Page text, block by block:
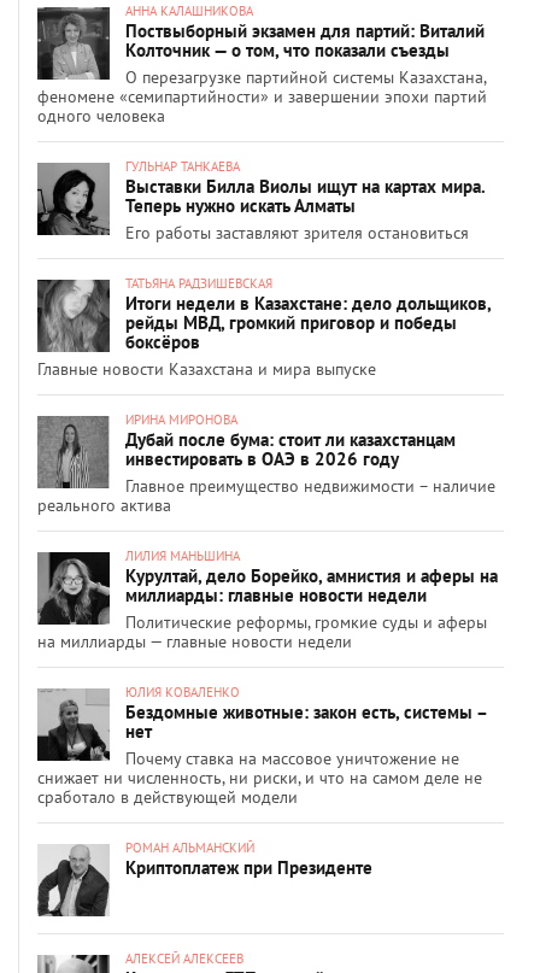
АННА КАЛАШНИКОВА
Поствыборный экзамен для партий: Виталий
Колточник — о том, что показали съезды
О перезагрузке партийной системы Казахстана,
феномене «семипартийности» и завершении эпохи партий
одного человека
ГУЛЬНАР ТАНКАЕВА
Выставки Билла Виолы ищут на картах мира.
Теперь нужно искать Алматы
Его работы заставляют зрителя остановиться
ТАТЬЯНА РАДЗИШЕВСКАЯ
Итоги недели в Казахстане: дело дольщиков,
рейды МВД, громкий приговор и победы
боксёров
Главные новости Казахстана и мира выпуске
ИРИНА МИРОНОВА
Дубай после бума: стоит ли казахстанцам
инвестировать в ОАЭ в 2026 году
Главное преимущество недвижимости – наличие
реального актива
ЛИЛИЯ МАНЬШИНА
Курултай, дело Борейко, амнистия и аферы на
миллиарды: главные новости недели
Политические реформы, громкие суды и аферы
на миллиарды — главные новости недели
ЮЛИЯ КОВАЛЕНКО
Бездомные животные: закон есть, системы –
нет
Почему ставка на массовое уничтожение не
снижает ни численность, ни риски, и что на самом деле не
сработало в действующей модели
РОМАН АЛЬМАНСКИЙ
Криптоплатеж при Президенте
АЛЕКСЕЙ АЛЕКСЕЕВ